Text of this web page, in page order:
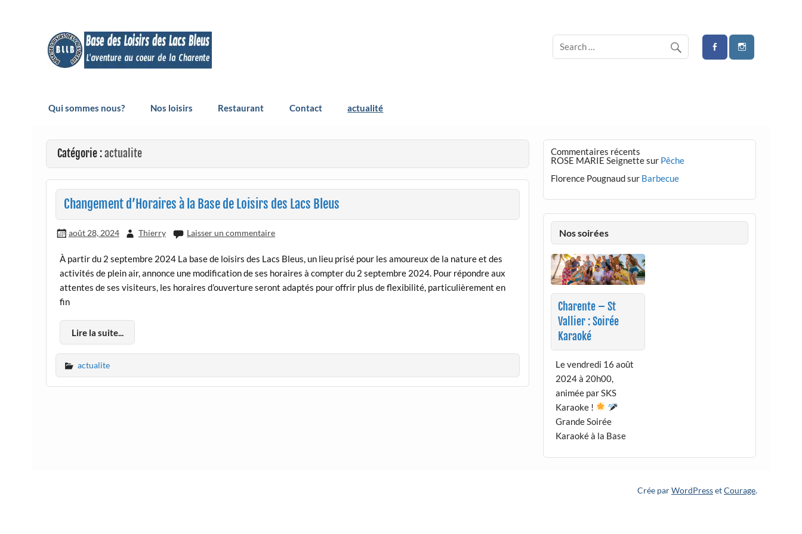
Base de loisirs des Lacs Bleus
Vivez l’aventure au cœur de la Charente
Qui sommes nous? Nos loisirs Restaurant Contact actualité
Catégorie :actualite
Changement d’Horaires à la Base de Loisirs des Lacs Bleus
août 28, 2024 Thierry Laisser un commentaire
À partir du 2 septembre 2024 La base de loisirs des Lacs Bleus, un lieu prisé pour les amoureux de la nature et des
activités de plein air, annonce une modification de ses horaires à compter du 2 septembre 2024. Pour répondre aux
attentes de ses visiteurs, les horaires d’ouverture seront adaptés pour offrir plus de flexibilité, particulièrement en
fin
Lire la suite...
actualite
Commentaires récents
ROSE MARIE Seignettesur Pêche
Florence Pougnaudsur Barbecue
Nos soirées
Charente – St
Vallier : Soirée
Karaoké
Le vendredi 16 août
2024 à 20h00,
animée par SKS
Karaoke !
Grande Soirée
Karaoké à la Base
Crée parWordPressetCourage.